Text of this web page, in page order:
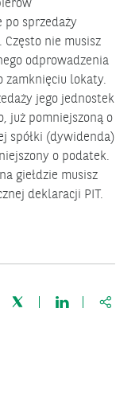
po sprzedaży
nie musisz
odprowadzenia
zamknięciu lokaty.
jego jednostek
już pomniejszoną o
spółki (dywidenda)
o podatek.
giełdzie musisz
deklaracji PIT.